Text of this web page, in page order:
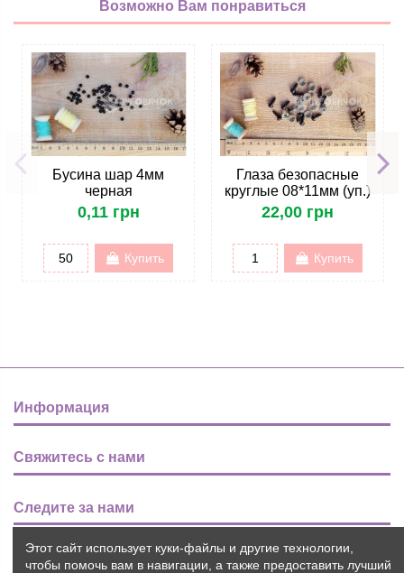
Возможно Вам понравиться
Бусина шар 4мм
черная
0,11 грн
Купить
Глаза безопасные
круглые 08*11мм (уп.)
22,00 грн
Купить
Информация
Свяжитесь с нами
Следите за нами
Новости
Этот сайт использует куки-файлы и другие технологии,
чтобы помочь вам в навигации, а также предоставить лучший